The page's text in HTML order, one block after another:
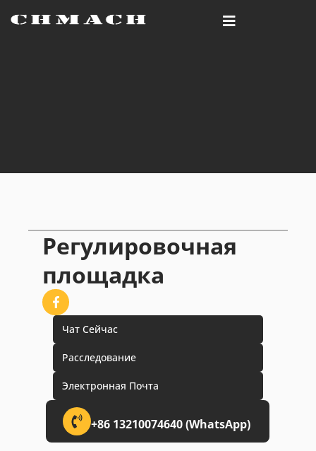
Регулировочная
площадка
Чат Сейчас
Расследование
Электронная Почта
+86 13210074640 (WhatsApp)